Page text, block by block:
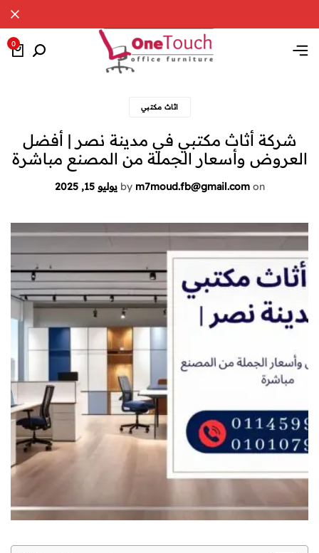
0
اثاث مكتبي
شركة أثاث مكتبي في مدينة نصر | أفضل
العروض وأسعار الجملة من المصنع مباشرة
by m7moud.fb@gmail.com on يوليو 15, 2025